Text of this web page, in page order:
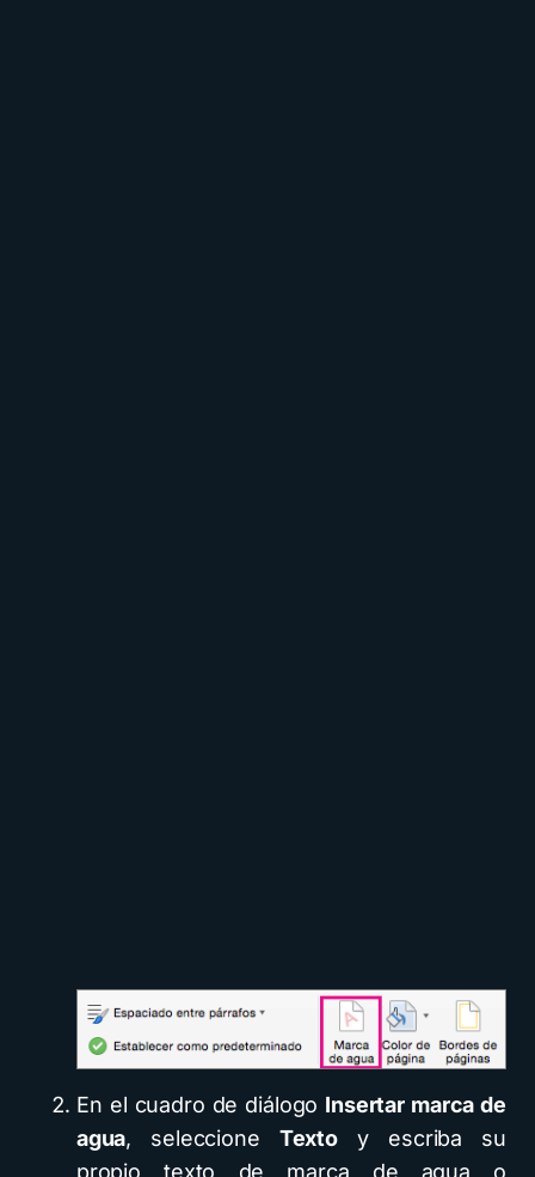
En el cuadro de diálogo Insertar marca de
agua, seleccione Textoy escriba su
propio texto de marca de agua o